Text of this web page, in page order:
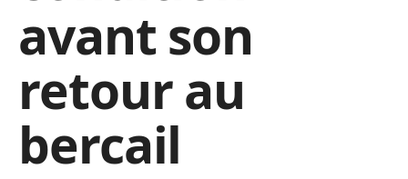
avant son
retour au
bercail